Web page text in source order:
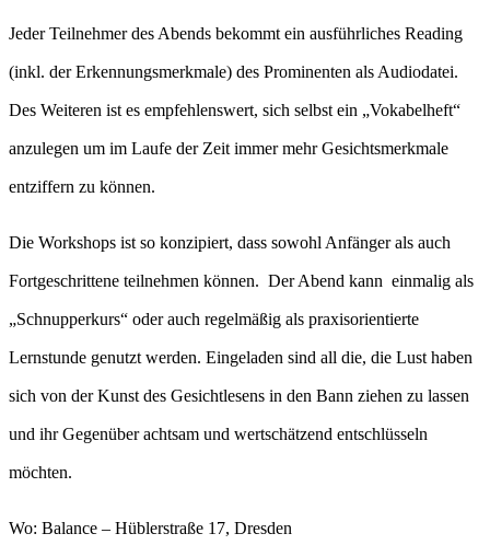
Jeder Teilnehmer des Abends bekommt ein ausführliches Reading
(inkl. der Erkennungsmerkmale) des Prominenten als Audiodatei.
Des Weiteren ist es empfehlenswert, sich selbst ein „Vokabelheft“
anzulegen um im Laufe der Zeit immer mehr Gesichtsmerkmale
entziffern zu können.
Die Workshops ist so konzipiert, dass sowohl Anfänger als auch
Fortgeschrittene teilnehmen können. Der Abend kann einmalig als
„Schnupperkurs“ oder auch regelmäßig als praxisorientierte
Lernstunde genutzt werden. Eingeladen sind all die, die Lust haben
sich von der Kunst des Gesichtlesens in den Bann ziehen zu lassen
und ihr Gegenüber achtsam und wertschätzend entschlüsseln
möchten.
Wo: Balance – Hüblerstraße 17, Dresden